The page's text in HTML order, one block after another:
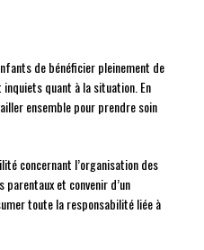
de bénéficier pleinement de
quant à la situation. En
ensemble pour prendre soin
concernant l’organisation des
et convenir d’un
toute la responsabilité liée à